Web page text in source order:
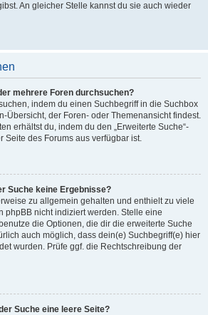
An gleicher Stelle kannst du sie auch wieder
mehrere Foren durchsuchen?
indem du einen Suchbegriff in die Suchbox
Übersicht, der Foren- oder Themenansicht findest.
erhältst du, indem du den „Erweiterte Suche“-
Seite des Forums aus verfügbar ist.
Suche keine Ergebnisse?
zu allgemein gehalten und enthielt zu viele
phpBB nicht indiziert werden. Stelle eine
die Optionen, die dir die erweiterte Suche
auch möglich, dass dein(e) Suchbegriff(e) hier
wurden. Prüfe ggf. die Rechtschreibung der
Suche eine leere Seite?